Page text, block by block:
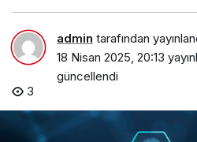
admin tarafından
18 Nisan 2025, 20:13
güncellendi
3